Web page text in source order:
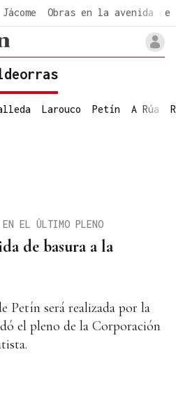
Obras en la avenida de
Larouco Petín A Rúa
de basura a la
EL ÚLTIMO PLENO
Petín será realizada por la
el pleno de la Corporación